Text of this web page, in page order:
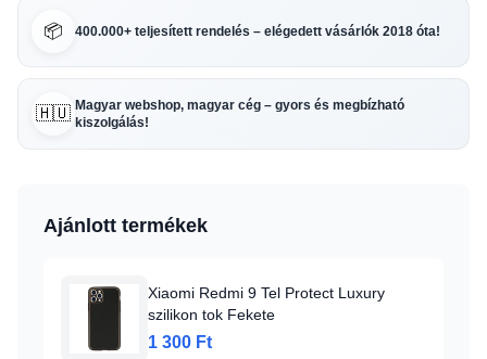
📦 400.000+ teljesített rendelés – elégedett vásárlók 2018 óta!
🇭🇺 Magyar webshop, magyar cég – gyors és megbízható
kiszolgálás!
Ajánlott termékek
Xiaomi Redmi 9 Tel Protect Luxury
szilikon tok Fekete
1 300 Ft